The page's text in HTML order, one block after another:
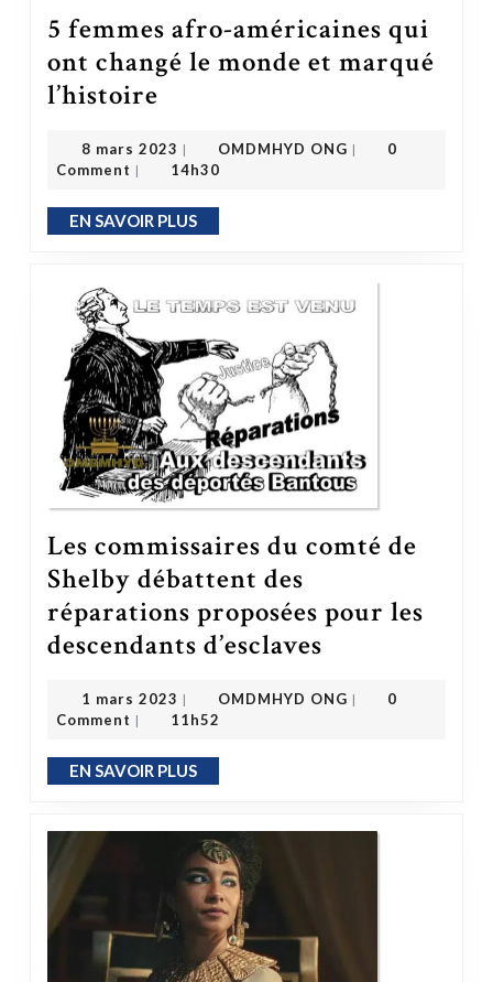
5 femmes afro-américaines qui
ont changé le monde et marqué
l’histoire
8 mars 2023 | OMDMHYD ONG |
0
Comment | 14h30
EN SAVOIR PLUSEN SAVOIR PLUS
Les commissaires du comté de
Shelby débattent des
réparations proposées pour les
descendants d’esclaves
1 mars 2023 1 mars 2023
| OMDMHYD ONG |
0
Comment | 11h52
EN SAVOIR PLUSEN SAVOIR PLUS